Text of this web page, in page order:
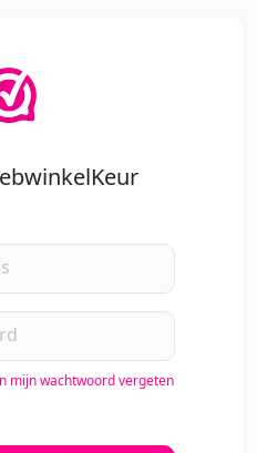
mijn wachtwoord vergeten